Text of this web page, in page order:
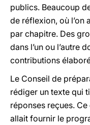
publics. Beaucoup
de réflexion, où l’on
par chapitre. Des
dans l’un ou l’autre
contributions
Le Conseil de
rédiger un texte qui
réponses reçues. Ce
allait fournir le